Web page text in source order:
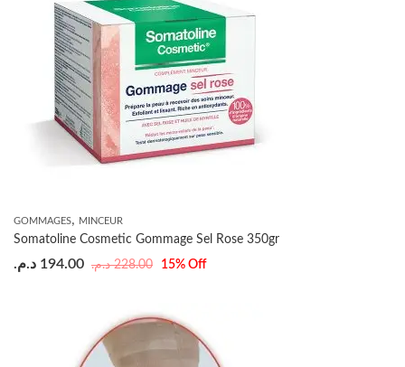
GOMMAGES, MINCEUR
Somatoline Cosmetic Gommage Sel Rose 350gr
228.00 د.م. 194.00 د.م. 15% Off